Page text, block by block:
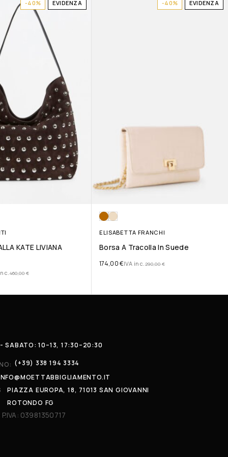
EVIDENZA
-40%
KATE LIVIANA
460,00€
EVIDENZA
-40%
ELISABETTA FRANCHI
Borsa A Tracolla In Suede
290,00€
174,00€IVA inc.
SABATO: 10–13, 17:30–20:30
(+39) 338 194 3334
PIAZZA EUROPA, 18, 71013 SAN GIOVANNI
ROTONDO FG
03981350717